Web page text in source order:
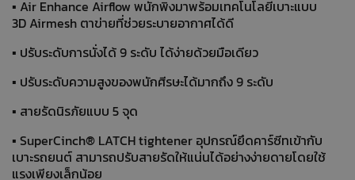
▪ Air Enhance Airflow พนักพิงมาพร้อมเทคโนโลยีเบาะแบบ
3D Airmesh ตาข่ายที่ช่วยระบายอากาศได้ดี
▪ ปรับระดับการนั่งได้ 9 ระดับ ได้ง่ายด้วยมือเดียว
▪ ปรับระดับความสูงของพนักศีรษะได้มากถึง 9 ระดับ
▪ สายรัดนิรภัยแบบ 5 จุด
▪ SuperCinch® LATCH tightener อุปกรณ์ยึดคาร์ซีทเข้ากับ
เบาะรถยนต์ สามารถปรับสายรัดให้แน่นได้อย่างง่ายดายโดยใช้
แรงเพียงเล็กน้อย